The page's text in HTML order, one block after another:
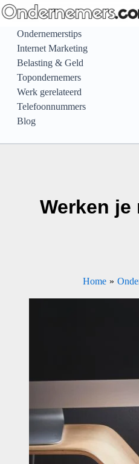
Ga
naar
inhoud
Ondernemerstips
Internet Marketing
Belasting & Geld
Topondernemers
Werk gerelateerd
Telefoonnummers
Blog
Werken
Home